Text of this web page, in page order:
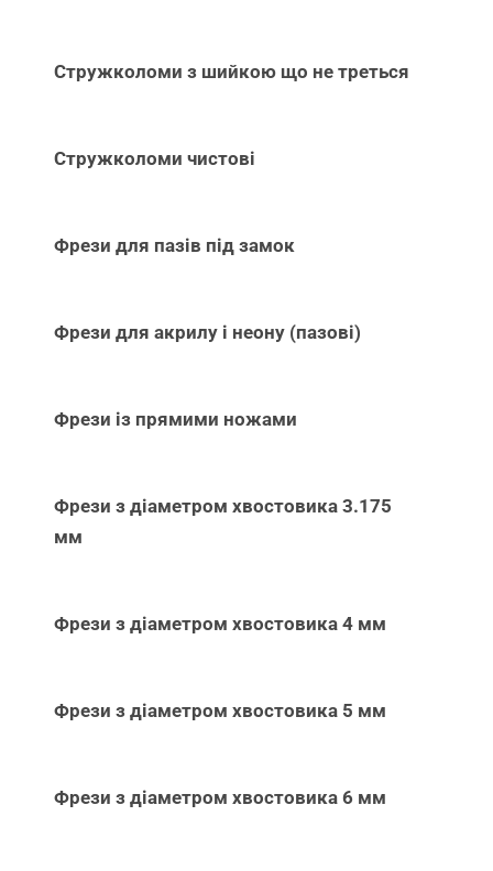
Стружколоми з шийкою що не треться
Стружколоми чистові
Фрези для пазів під замок
Фрези для акрилу і неону (пазові)
Фрези із прямими ножами
Фрези з діаметром хвостовика 3.175
мм
Фрези з діаметром хвостовика 4 мм
Фрези з діаметром хвостовика 5 мм
Фрези з діаметром хвостовика 6 мм